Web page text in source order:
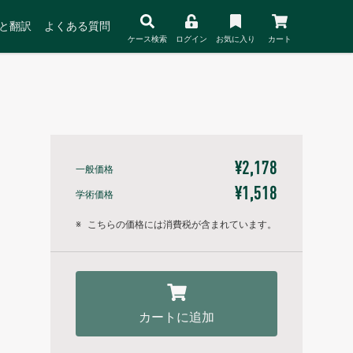
翻訳 よくある質問
ケース検索 ログイン お気に入り カート
一般価格 ¥2,178
学術価格 ¥1,518
※ こちらの価格には消費税が含まれています。
カートに追加